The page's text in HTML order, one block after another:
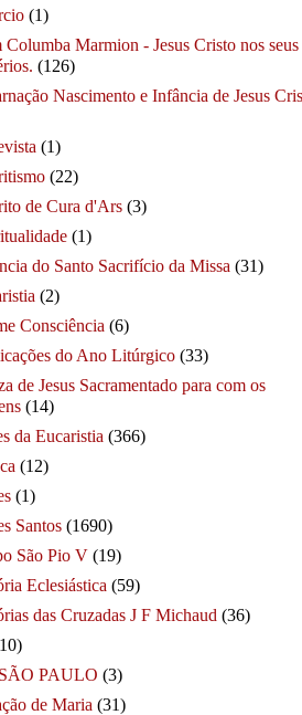
(1)
Columba Marmion - Jesus Cristo nos seus
(126)
Nascimento e Infância de Jesus
(1)
(22)
de Cura d'Ars (3)
(1)
do Santo Sacrifício da Missa (31)
(2)
Consciência (6)
do Ano Litúrgico (33)
de Jesus Sacramentado para com os
(14)
da Eucaristia (366)
(12)
(1)
Santos (1690)
São Pio V (19)
Eclesiástica (59)
das Cruzadas J F Michaud (36)
PAULO (3)
de Maria (31)